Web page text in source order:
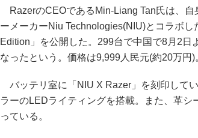
RazerのCEOであるMin-Liang Tan氏は、自
ーメーカーNiu Technologies(NIU)とコラボ
Edition」を公開した。299台で中国で8月2日
なったという。価格は9,999人民元(約20万円)
バッテリ室に「NIU X Razer」を刻印して
ラーのLEDライティングを搭載。また、革シ
っている。